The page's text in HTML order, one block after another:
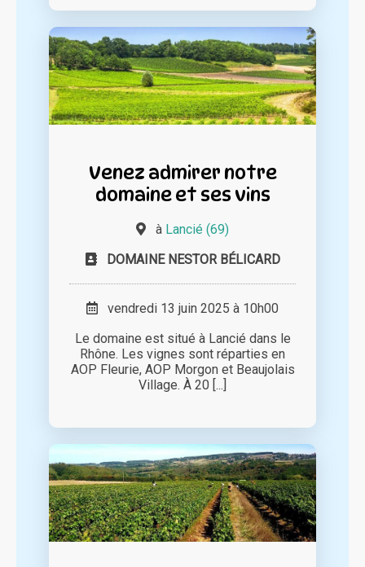
Venez admirer notre
domaine et ses vins
à Lancié (69)
DOMAINE NESTOR BÉLICARD
vendredi 13 juin 2025 à 10h00
Le domaine est situé à Lancié dans le
Rhône. Les vignes sont réparties en
AOP Fleurie, AOP Morgon et Beaujolais
Village. À 20 [...]